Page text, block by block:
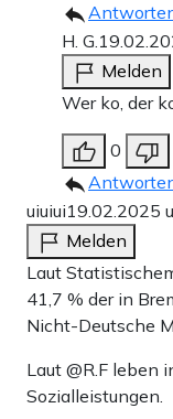
H. G.
Melden
Wer ko, der
0
uiuiui19.02.2025
Melden
Laut
41,7 % der in
Nicht-Deutsche
Laut @R.F leben
Sozialleistungen.